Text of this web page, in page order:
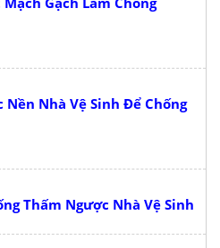
Nhà Vệ Sinh Để Chống
Thấm Ngược Nhà Vệ Sinh